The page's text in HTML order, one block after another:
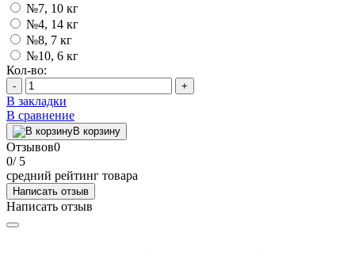
№7, 10 кг
№4, 14 кг
№8, 7 кг
№10, 6 кг
Кол-во:
- +
В закладки
В сравнение
В корзину
Отзывов0
0/ 5
средний рейтинг товара
Написать отзыв
Написать отзыв